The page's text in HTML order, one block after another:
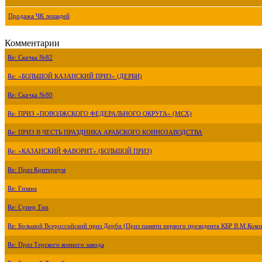
Продажа ЧК лошадей
Комментарии
Re: Скачка №82
Re: «БОЛЬШОЙ КАЗАНСКИЙ ПРИЗ» (ДЕРБИ)
Re: Скачка №80
Re: ПРИЗ «ПОВОЛЖСКОГО ФЕДЕРАЛЬНОГО ОКРУГА» (МСХ)
Re: ПРИЗ В ЧЕСТЬ ПРАЗДНИКА АРАБСКОГО КОННОЗАВОДСТВА
Re: «КАЗАНСКИЙ ФАВОРИТ» (БОЛЬШОЙ ПРИЗ)
Re: Приз Критериум
Re: Гизана
Re: Супер Тип
Re: Большой Всероссийский приз Дерби (Приз памяти первого президента КБР
Re: Приз Терского конного завода